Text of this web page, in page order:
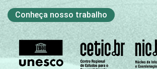
Conheça nosso trabalho